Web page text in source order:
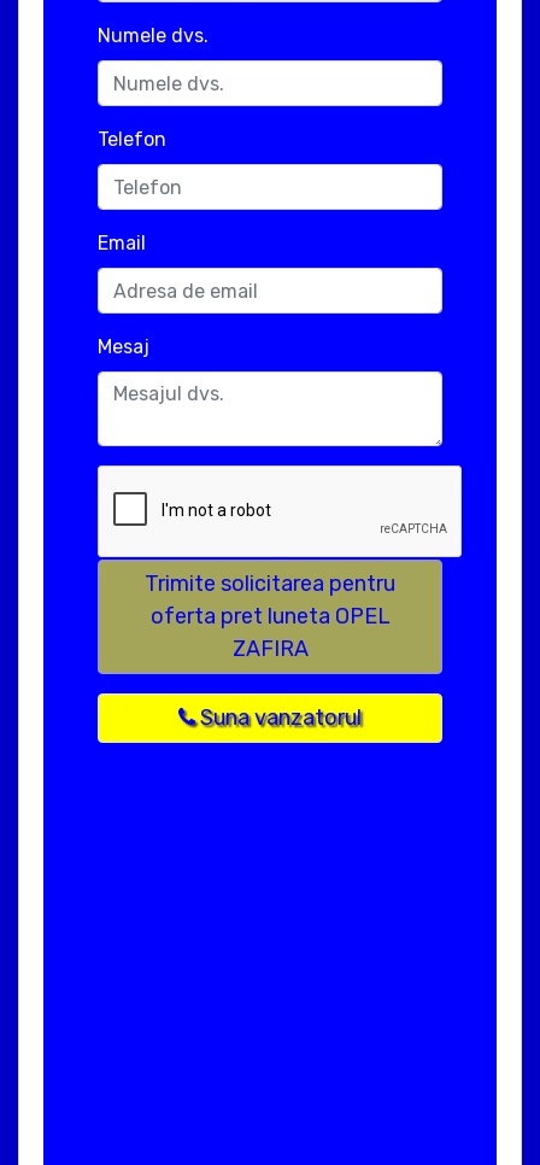
Numele dvs.
Telefon
Email
Mesaj
Trimite solicitarea pentru
oferta pret luneta OPEL
ZAFIRA
Suna vanzatorul